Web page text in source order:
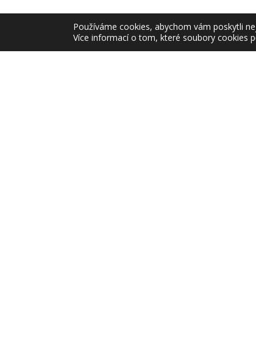
Používáme cookies, abychom vám poskytli
Více informací o tom, které soubory cookies